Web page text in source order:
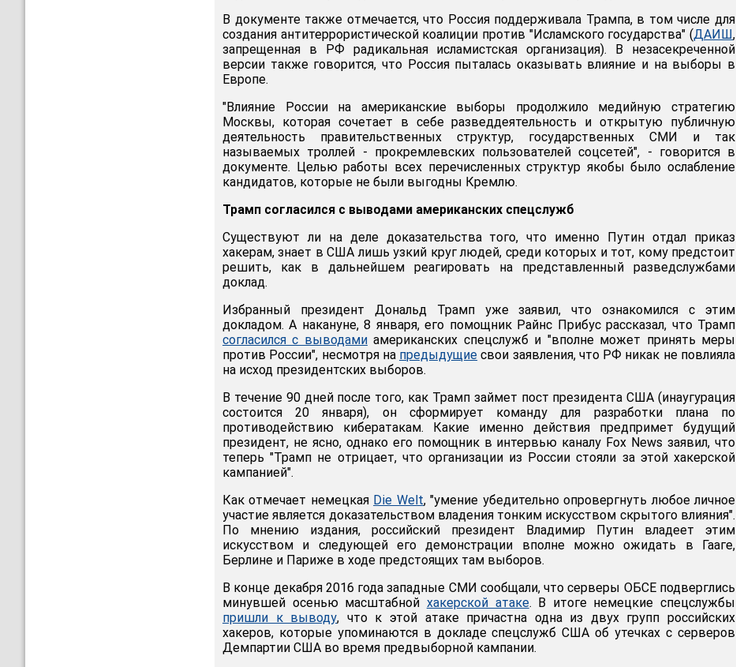
В документе также отмечается, что Россия поддерживала Трампа, в том числе для
создания антитеррористической коалиции против "Исламского государства" (ДАИШ,
запрещенная в РФ радикальная исламистская организация). В незасекреченной
версии также говорится, что Россия пыталась оказывать влияние и на выборы в
Европе.
"Влияние России на американские выборы продолжило медийную стратегию
Москвы, которая сочетает в себе разведдеятельность и открытую публичную
деятельность правительственных структур, государственных СМИ и так
называемых троллей - прокремлевских пользователей соцсетей", - говорится в
документе. Целью работы всех перечисленных структур якобы было ослабление
кандидатов, которые не были выгодны Кремлю.
Трамп согласился с выводами американских спецслужб
Существуют ли на деле доказательства того, что именно Путин отдал приказ
хакерам, знает в США лишь узкий круг людей, среди которых и тот, кому предстоит
решить, как в дальнейшем реагировать на представленный разведслужбами
доклад.
Избранный президент Дональд Трамп уже заявил, что ознакомился с этим
докладом. А накануне, 8 января, его помощник Райнс Прибус рассказал, что Трамп
согласился с выводамиамериканских спецслужб и "вполне может принять меры
против России", несмотря на предыдущие свои заявления, что РФ никак не повлияла
на исход президентских выборов.
В течение 90 дней после того, как Трамп займет пост президента США (инаугурация
состоится 20 января), он сформирует команду для разработки плана по
противодействию кибератакам. Какие именно действия предпримет будущий
президент, не ясно, однако его помощник в интервью каналу Fox News заявил, что
теперь "Трамп не отрицает, что организации из России стояли за этой хакерской
кампанией".
Как отмечает немецкая Die Welt, "умение убедительно опровергнуть любое личное
участие является доказательством владения тонким искусством скрытого влияния".
По мнению издания, российский президент Владимир Путин владеет этим
искусством и следующей его демонстрации вполне можно ожидать в Гааге,
Берлине и Париже в ходе предстоящих там выборов.
В конце декабря 2016 года западные СМИ сообщали, что серверы ОБСЕ подверглись
минувшей осенью масштабной хакерской атаке. В итоге немецкие спецслужбы
пришли к выводу, что к этой атаке причастна одна из двух групп российских
хакеров, которые упоминаются в докладе спецслужб США об утечках с серверов
Демпартии США во время предвыборной кампании.